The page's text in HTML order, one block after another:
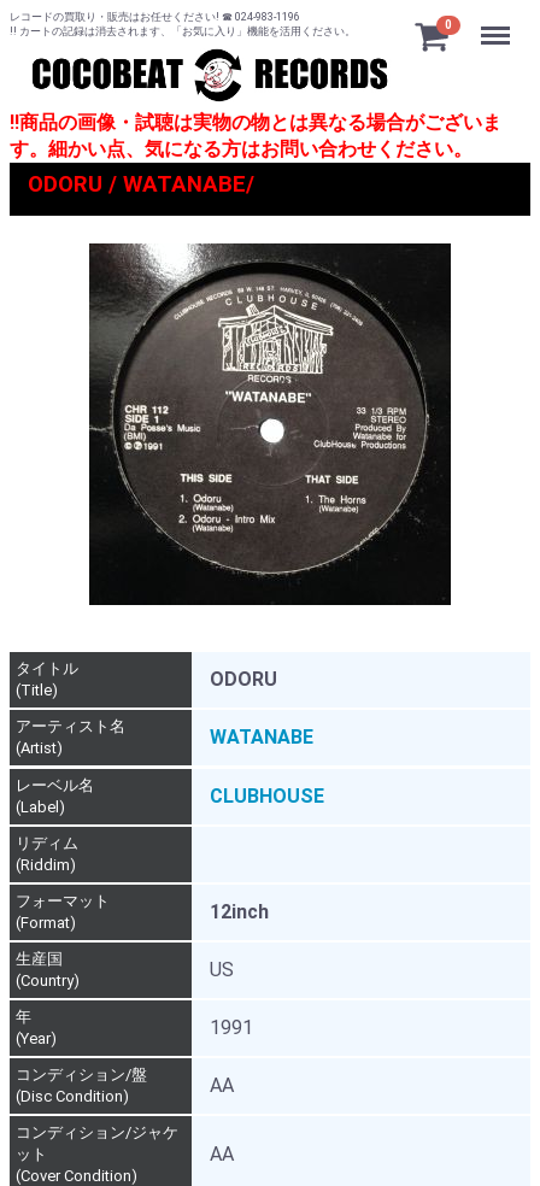
レコードの買取り・販売はお任せください! ☎ 024-983-1196
!! カートの記録は消去されます、「お気に入り」機能を活用ください。
0 Menu
!!商品の画像・試聴は実物の物とは異なる場合がございま
す。細かい点、気になる方はお問い合わせください。
ODORU / WATANABE/
タイトル
(Title)
ODORU
アーティスト名
(Artist)
WATANABE
レーベル名
(Label)
CLUBHOUSE
リディム
(Riddim)
フォーマット
(Format)
12inch
生産国
(Country)
US
年
(Year)
1991
コンディション/盤
(Disc Condition)
AA
コンディション/ジャケ
ット
(Cover Condition)
AA